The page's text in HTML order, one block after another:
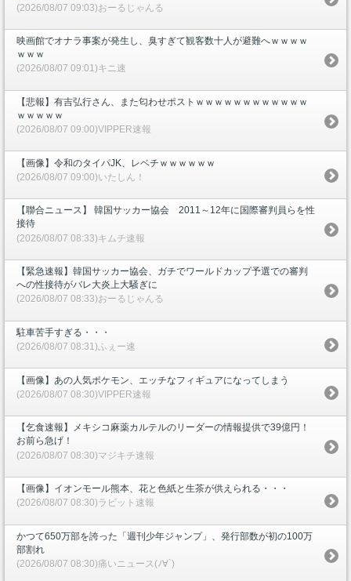
(2026/08/07 09:03)おーるじゃんる
映画館でオナラ事案が発生し、臭すぎて観客数十人が避難へｗｗｗｗ
ｗｗｗ
(2026/08/07 09:01)キニ速
【悲報】有吉弘行さん、また匂わせポストｗｗｗｗｗｗｗｗｗｗｗｗ
ｗｗｗｗｗ
(2026/08/07 09:00)VIPPER速報
【画像】令和のタイパJK、レベチｗｗｗｗｗｗ
(2026/08/07 09:00)いたしん！
【聯合ニュース】 韓国サッカー協会 2011～12年に国際審判員らを性
接待
(2026/08/07 08:33)キムチ速報
【緊急速報】韓国サッカー協会、ガチでワールドカップ予選での審判
への性接待がバレ大炎上大騒ぎに
(2026/08/07 08:33)おーるじゃんる
駐車苦手すぎる・・・
(2026/08/07 08:31)ふぇー速
【画像】あの人気ポケモン、エッチなフィギュアになってしまう
(2026/08/07 08:30)VIPPER速報
【乞食速報】メキシコ麻薬カルテルのリーダーの情報提供で39億円！
お前ら急げ！
(2026/08/07 08:30)マジキチ速報
【画像】イオンモール熊本、花と色紙と生茶が供えられる・・・
(2026/08/07 08:30)ラビット速報
かつて650万部を誇った「週刊少年ジャンプ」、発行部数が初の100万
部割れ
(2026/08/07 08:30)痛いニュース(ﾉ∀`)